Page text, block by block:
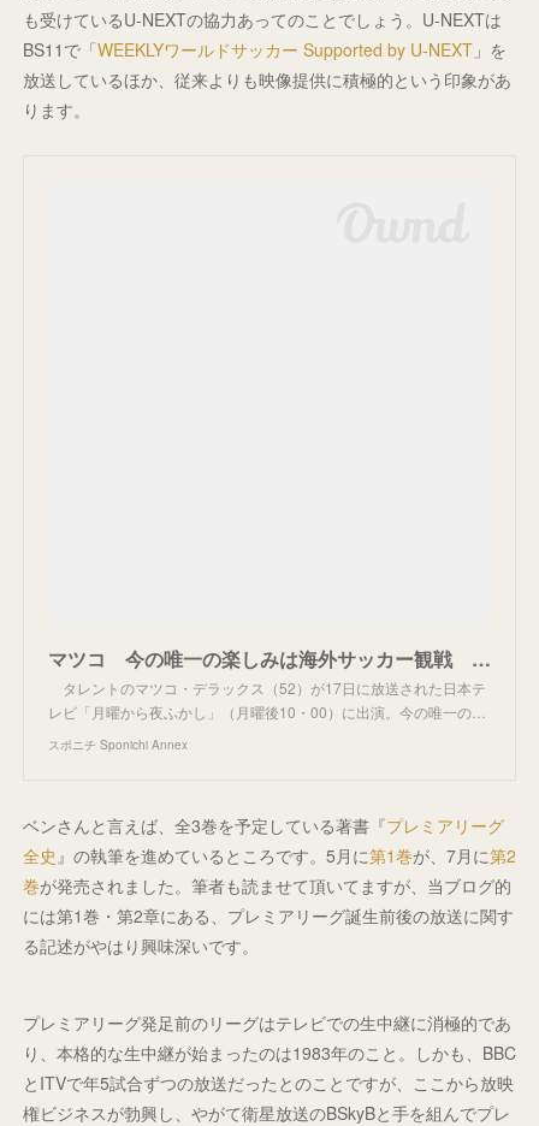
も受けているU-NEXTの協力あってのことでしょう。U-NEXTは
BS11で「WEEKLYワールドサッカー Supported by U-NEXT」を
放送しているほか、従来よりも映像提供に積極的という印象があ
ります。
マツコ 今の唯一の楽しみは海外サッカー観戦 「見るのが楽しみでしょうがない」選手明かす - スポニチ Sponichi Annex 芸能
タレントのマツコ・デラックス（52）が17日に放送された日本テ
レビ「月曜から夜ふかし」（月曜後10・00）に出演。今の唯一の…
スポニチ Sponichi Annex
ベンさんと言えば、全3巻を予定している著書『プレミアリーグ
全史 』の執筆を進めているところです。5月に第1巻が、7月に第2
巻が発売されました。筆者も読ませて頂いてますが、当ブログ的
には第1巻・第2章にある、プレミアリーグ誕生前後の放送に関す
る記述がやはり興味深いです。
プレミアリーグ発足前のリーグはテレビでの生中継に消極的であ
り、本格的な生中継が始まったのは1983年のこと。しかも、BBC
とITVで年5試合ずつの放送だったとのことですが、ここから放映
権ビジネスが勃興し、やがて衛星放送のBSkyBと手を組んでプレ